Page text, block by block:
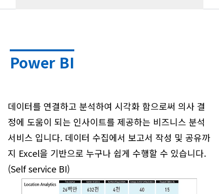
Power BI
데이터를 연결하고 분석하여 시각화 함으로써 의사 결
정에 도움이 되는 인사이트를 제공하는 비즈니스 분석
서비스 입니다. 데이터 수집에서 보고서 작성 및 공유까
지 Excel을 기반으로 누구나 쉽게 수행할 수 있습니다.
(Self service BI)